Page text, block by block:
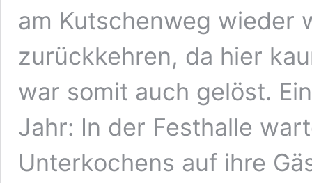
am Kutschenweg wieder
zurückkehren, da hier
war somit auch gelöst.
Jahr: In der Festhalle
Unterkochens auf ihre